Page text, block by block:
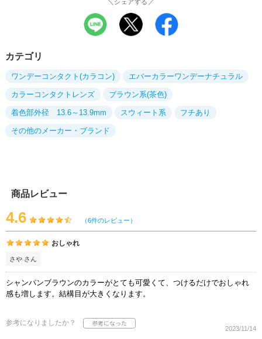
＼シェアする／
カテゴリ
ワンデーコンタクト(カラコン) エバーカラーワンデーナチュラル
カラーコンタクトレンズ ブラウン系(茶色)
着色部外径 13.6～13.9mm スウィート系 フチあり
その他のメーカー・ブランド
商品レビュー
4.6 （6件のレビュー）
おしゃれ
さや さん
シャンパンブラウンのカラーがとても可愛くて、つけるだけでおしゃれ
感も増します。結構目が大きくなります。
参考になりましたか？
2023/11/14